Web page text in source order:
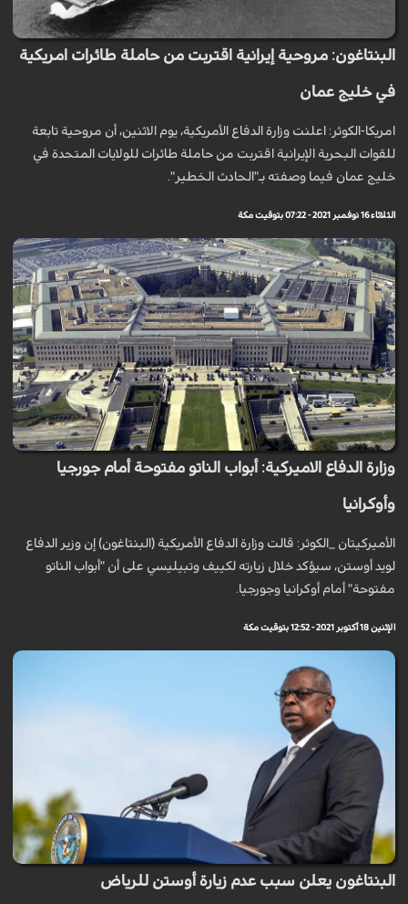
البنتاغون: مروحية إيرانية اقتربت من حاملة طائرات امريكية
في خليج عمان
امريكا-الكوثر: اعلنت وزارة الدفاع الأمريكية، يوم الاثنين، أن مروحية تابعة
للقوات البحرية الإيرانية اقتربت من حاملة طائرات للولايات المتحدة في
خليج عمان فيما وصفته بـ"الحادث الخطير".
الثلاثاء 16 نوفمبر 2021 - 07:22 بتوقيت مكة
وزارة الدفاع الاميركية: أبواب الناتو مفتوحة أمام جورجيا
وأوكرانيا
الأميرکيتان _الكوثر: قالت وزارة الدفاع الأمريكية (البنتاغون) إن وزير الدفاع
لويد أوستن، سيؤكد خلال زيارته لكييف وتبيليسي على أن "أبواب الناتو
مفتوحة" أمام أوكرانيا وجورجيا.
الإثنين 18 أكتوبر 2021 - 12:52 بتوقيت مكة
البنتاغون يعلن سبب عدم زيارة أوستن للرياض